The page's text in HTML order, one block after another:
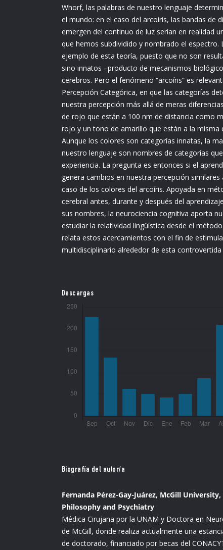
Whorf, las palabras de nuestro lenguaje
el mundo: en el caso del arcoíris, las bandas de
emergen del continuo de luz serían en realidad
que hemos subdividido y nombrado el espectro.
ejemplo de esta teoría, puesto que no son
sino innatos –producto de mecanismos
cerebros. Pero el fenómeno “arcoíris” es
Percepción Categórica, en que las categorías
nuestra percepción más allá de meras
de rojo que están a 100 nm de distancia como
rojo y un tono de amarillo que están a la misma
Aunque los colores son categorías innatas, la
nuestro lenguaje son nombres de categorías
experiencia. La pregunta es entonces si el
genera cambios en nuestra percepción similares
caso de los colores del arcoíris. Apoyada en
cerebral antes, durante y después del
sus nombres, la neurociencia cognitiva aporta
estudiar la relatividad lingüística desde el
relata estos acercamientos con el fin de
multidisciplinario alrededor de esta controvertida
Descargas
Biografía del autor/a
Fernanda Pérez-Gay-Juárez, McGill
Philosophy and Psychiatry
Médica Cirujana por la UNAM y Doctora en
de McGill, donde realiza actualmente una
de doctorado, financiado por becas del